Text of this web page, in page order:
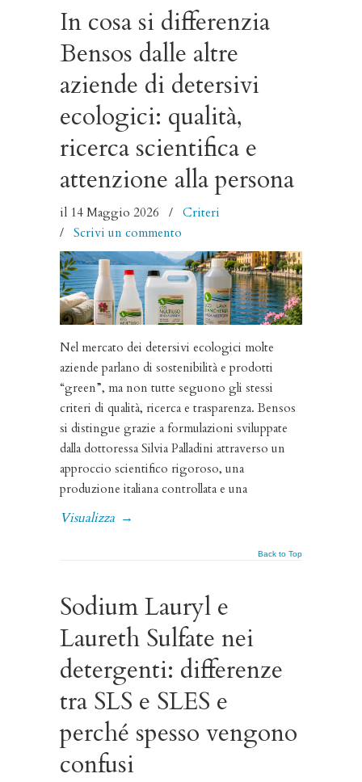
In cosa si differenzia
Bensos dalle altre
aziende di detersivi
ecologici: qualità,
ricerca scientifica e
attenzione alla persona
il 14 Maggio 2026 / Criteri
/ Scrivi un commento
Nel mercato dei detersivi ecologici molte
aziende parlano di sostenibilità e prodotti
“green”, ma non tutte seguono gli stessi
criteri di qualità, ricerca e trasparenza. Bensos
si distingue grazie a formulazioni sviluppate
dalla dottoressa Silvia Palladini attraverso un
approccio scientifico rigoroso, una
produzione italiana controllata e una
Visualizza →
Back to Top
Sodium Lauryl e
Laureth Sulfate nei
detergenti: differenze
tra SLS e SLES e
perché spesso vengono
confusi